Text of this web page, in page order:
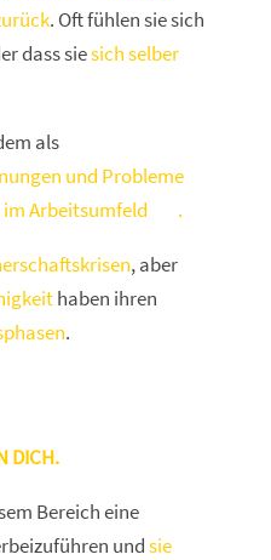
. Oft fühlen sie sich
dass siesich selber
als
und Probleme
im Arbeitsumfeld .
, aber
haben ihren
.
DICH.
Bereich eine
undsie